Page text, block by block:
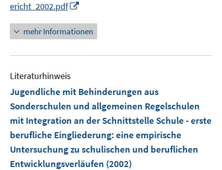
ericht_2002.pdf
n
e
u
F
n
s
t
e
r
mehr Informationen
Literaturhinweis
Jugendliche mit Behinderungen aus
Sonderschulen und allgemeinen Regelschulen
mit Integration an der Schnittstelle Schule - erste
berufliche Eingliederung: eine empirische
Untersuchung zu schulischen und beruflichen
Entwicklungsverläufen (2002)